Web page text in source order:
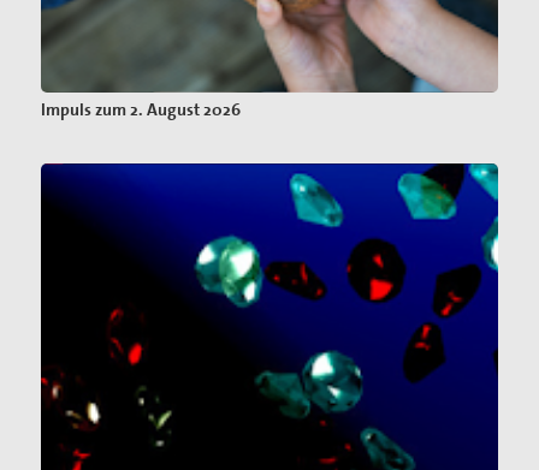
Impuls zum 2. August 2026